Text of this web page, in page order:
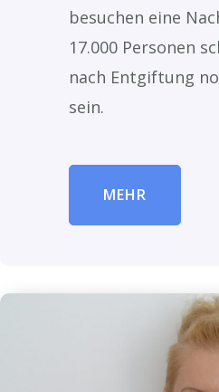
besuchen eine
17.000 Personen
nach Entgiftung
sein.
MEHR